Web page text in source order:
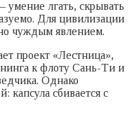
умение лгать, скрывать
Для цивилизации
чуждым явлением.
проект «Лестница»,
к флоту Сань-Ти и
Однако
капсула сбивается с